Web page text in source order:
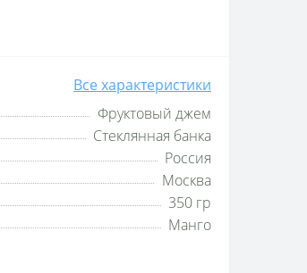
Все характеристики
Фруктовый джем
Стеклянная банка
Россия
Москва
350 гр
Манго